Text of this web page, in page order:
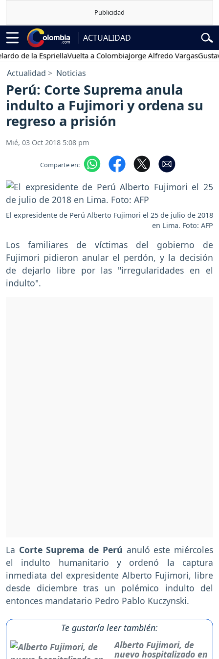
ACTUALIDAD
de la EspriellaVuelta a ColombiaJorge Alfredo VargasGustavo
Actualidad Noticias
Perú: Corte Suprema anula
indulto a Fujimori y ordena su
regreso a prisión
Mié, 03 Oct 2018 5:08 pm
Comparte en:
El expresidente de Perú Alberto Fujimori el 25 de julio de 2018
en Lima. Foto: AFP
Los familiares de víctimas del gobierno de
Fujimori pidieron anular el perdón, y la decisión
de dejarlo libre por las "irregularidades en el
indulto".
La Corte Suprema de Perú anuló este miércoles
el indulto humanitario y ordenó la captura
inmediata del expresidente Alberto Fujimori, libre
desde diciembre tras un polémico indulto del
entonces mandatario Pedro Pablo Kuczynski.
Te gustaría leer también:
Alberto Fujimori, de
nuevo hospitalizado en